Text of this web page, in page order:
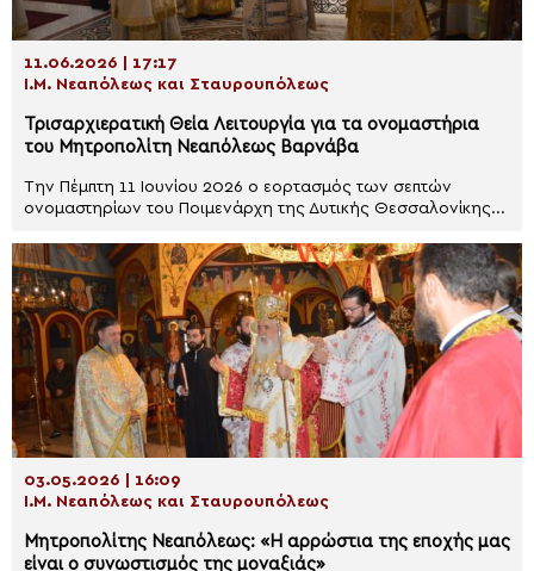
11.06.2026 | 17:17
Ι.Μ. Νεαπόλεως και Σταυρουπόλεως
Τρισαρχιερατική Θεία Λειτουργία για τα ονομαστήρια
του Μητροπολίτη Νεαπόλεως Βαρνάβα
Την Πέμπτη 11 Ιουνίου 2026 ο εορτασμός των σεπτών
ονομαστηρίων του Ποιμενάρχη της Δυτικής Θεσσαλονίκης...
03.05.2026 | 16:09
Ι.Μ. Νεαπόλεως και Σταυρουπόλεως
Μητροπολίτης Νεαπόλεως: «Η αρρώστια της εποχής μας
είναι ο συνωστισμός της μοναξιάς»